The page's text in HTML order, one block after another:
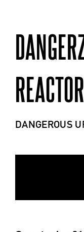
DANGEROUS